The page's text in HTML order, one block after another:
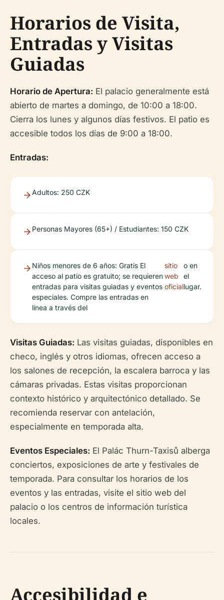
Horarios de Visita,
Entradas y Visitas
Guiadas
Horario de Apertura: El palacio generalmente está
abierto de martes a domingo, de 10:00 a 18:00.
Cierra los lunes y algunos días festivos. El patio es
accesible todos los días de 9:00 a 18:00.
Entradas:
Adultos: 250 CZK
Personas Mayores (65+) / Estudiantes: 150 CZK
Niños menores de 6 años: Gratis El
acceso al patio es gratuito; se requieren
entradas para visitas guiadas y eventos
especiales. Compre las entradas en
línea a través del
sitio
web
oficial
o en
el
lugar.
Visitas Guiadas: Las visitas guiadas, disponibles en
checo, inglés y otros idiomas, ofrecen acceso a
los salones de recepción, la escalera barroca y las
cámaras privadas. Estas visitas proporcionan
contexto histórico y arquitectónico detallado. Se
recomienda reservar con antelación,
especialmente en temporada alta.
Eventos Especiales: El Palác Thurn-Taxisů alberga
conciertos, exposiciones de arte y festivales de
temporada. Para consultar los horarios de los
eventos y las entradas, visite el sitio web del
palacio o los centros de información turística
locales.
Accesibilidad e